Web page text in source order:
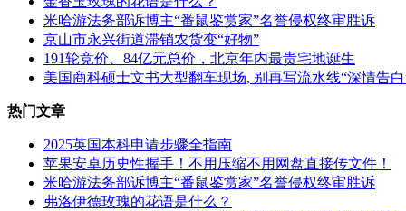
米哈游法务部诉博主“番鼠鉴赏家”名誉侵权终审胜诉
京山市永兴街道滞销农货变“好物”
191轮竞价、84亿元总价，北京年内最贵宅地诞生
美国商科硕士文书大型翻车现场, 别再写流水线“深情告
热门文章
2025英国本科申请步骤全指南
苹果安卓历史性握手！不用压缩不用网盘直接传文件！
米哈游法务部诉博主“番鼠鉴赏家”名誉侵权终审胜诉
弗洛伊德玫瑰的花语是什么？